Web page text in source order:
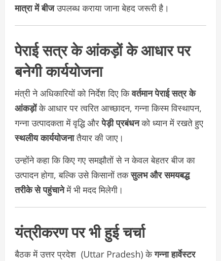
मात्रा में बीजउपलब्ध कराया जाना बेहद जरूरी है।
पेराई सत्र के आंकड़ों के आधार पर
बनेगी कार्ययोजना
मंत्री ने अधिकारियों को निर्देश दिए किवर्तमान पेराई सत्र के
आंकड़ोंके आधार पर त्वरित आच्छादन, गन्ना किस्म विस्थापन,
गन्ना उत्पादकता में वृद्धि औरपेड़ी प्रबंधनको ध्यान में रखते हुए
स्थलीय कार्ययोजनातैयार की जाए।
उन्होंने कहा कि किए गए समझौतों से न केवल बेहतर बीज का
उत्पादन होगा, बल्कि उसे किसानों तकसुलभ और समयबद्ध
तरीके से पहुंचानेमें भी मदद मिलेगी।
यंत्रीकरण पर भी हुई चर्चा
बैठक में उत्तर प्रदेश (Uttar Pradesh) केगन्ना हार्वेस्टर